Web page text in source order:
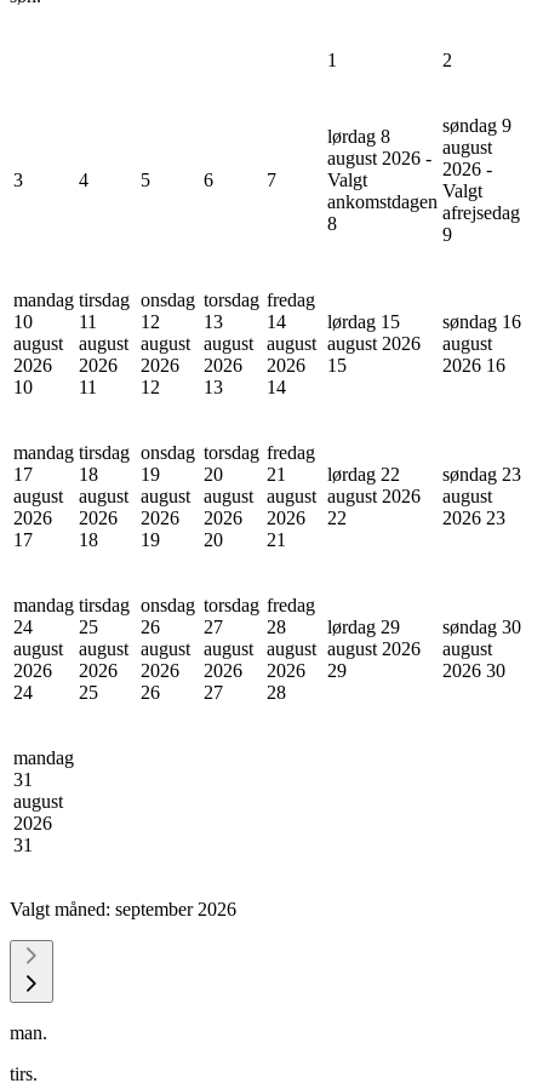
1 2
3 4 5 6 7
lørdag 8
august 2026 -
Valgt
ankomstdagen
8
søndag 9
august
2026 -
Valgt
afrejsedag
9
mandag
10
august
2026
10
tirsdag
11
august
2026
11
onsdag
12
august
2026
12
torsdag
13
august
2026
13
fredag
14
august
2026
14
lørdag 15
august 2026
15
søndag 16
august
2026 16
mandag
17
august
2026
17
tirsdag
18
august
2026
18
onsdag
19
august
2026
19
torsdag
20
august
2026
20
fredag
21
august
2026
21
lørdag 22
august 2026
22
søndag 23
august
2026 23
mandag
24
august
2026
24
tirsdag
25
august
2026
25
onsdag
26
august
2026
26
torsdag
27
august
2026
27
fredag
28
august
2026
28
lørdag 29
august 2026
29
søndag 30
august
2026 30
mandag
31
august
2026
31
Valgt måned: september 2026
man.
tirs.